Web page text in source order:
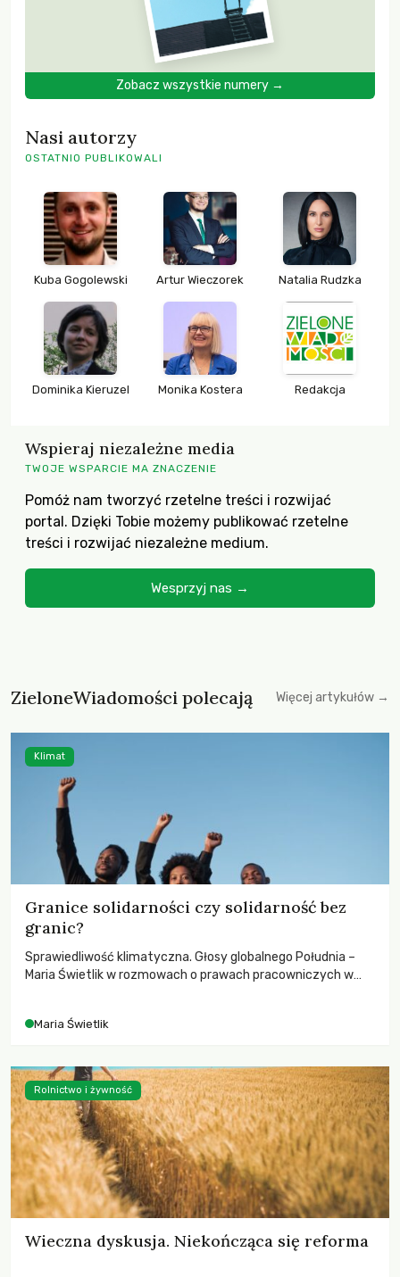
Zobacz wszystkie numery →
Nasi autorzy
OSTATNIO PUBLIKOWALI
Kuba Gogolewski Artur Wieczorek Natalia Rudzka
Dominika Kieruzel Monika Kostera Redakcja
Wspieraj niezależne media
TWOJE WSPARCIE MA ZNACZENIE
Pomóż nam tworzyć rzetelne treści i rozwijać
portal. Dzięki Tobie możemy publikować rzetelne
treści i rozwijać niezależne medium.
Wesprzyj nas →
ZieloneWiadomości polecają Więcej artykułów →
Granice solidarności czy solidarność bez
granic?
Sprawiedliwość klimatyczna. Głosy globalnego Południa –
Maria Świetlik w rozmowach o prawach pracowniczych w
Maria Świetlik
Klimat
Wieczna dyskusja. Niekończąca się reforma
Rolnictwo i żywność